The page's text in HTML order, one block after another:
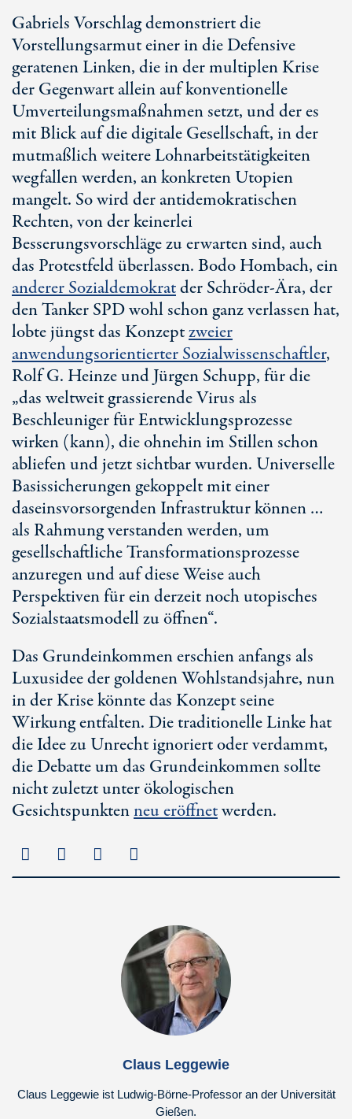
Gabriels Vorschlag demonstriert die
Vorstellungsarmut einer in die Defensive
geratenen Linken, die in der multiplen Krise
der Gegenwart allein auf konventionelle
Umverteilungsmaßnahmen setzt, und der es
mit Blick auf die digitale Gesellschaft, in der
mutmaßlich weitere Lohnarbeitstätigkeiten
wegfallen werden, an konkreten Utopien
mangelt. So wird der antidemokratischen
Rechten, von der keinerlei
Besserungsvorschläge zu erwarten sind, auch
das Protestfeld überlassen. Bodo Hombach, ein
anderer Sozialdemokratder Schröder-Ära, der
den Tanker SPD wohl schon ganz verlassen hat,
lobte jüngst das Konzeptzweier
anwendungsorientierter Sozialwissenschaftler,
Rolf G. Heinze und Jürgen Schupp, für die
„das weltweit grassierende Virus als
Beschleuniger für Entwicklungsprozesse
wirken (kann), die ohnehin im Stillen schon
abliefen und jetzt sichtbar wurden. Universelle
Basissicherungen gekoppelt mit einer
daseinsvorsorgenden Infrastruktur können …
als Rahmung verstanden werden, um
gesellschaftliche Transformationsprozesse
anzuregen und auf diese Weise auch
Perspektiven für ein derzeit noch utopisches
Sozialstaatsmodell zu öffnen“.
Das Grundeinkommen erschien anfangs als
Luxusidee der goldenen Wohlstandsjahre, nun
in der Krise könnte das Konzept seine
Wirkung entfalten. Die traditionelle Linke hat
die Idee zu Unrecht ignoriert oder verdammt,
die Debatte um das Grundeinkommen sollte
nicht zuletzt unter ökologischen
Gesichtspunktenneu eröffnetwerden.
Claus Leggewie
Claus Leggewie ist Ludwig-Börne-Professor an der Universität
Gießen.